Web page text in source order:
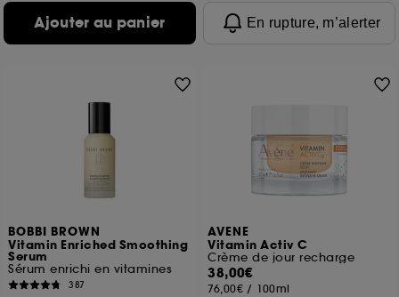
Ajouter au panier En rupture, m’alerter
BOBBI BROWN
Vitamin Enriched Smoothing
Serum
Sérum enrichi en vitamines
387
AVENE
Vitamin Activ C
Crème de jour recharge
38,00€
76,00€ / 100ml